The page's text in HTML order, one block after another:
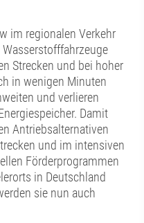
im regionalen Verkehr
Strecken und bei hoher
in wenigen Minuten
und verlieren
Damit
Antriebsalternativen
und im intensiven
Förderprogrammen
in Deutschland
sie nun auch